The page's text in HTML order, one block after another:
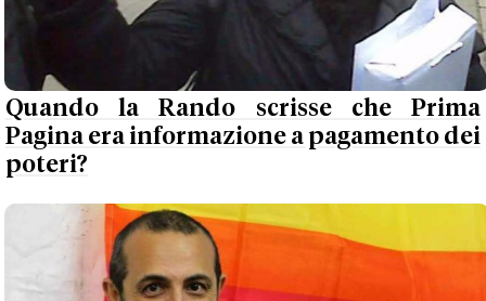
Quando la Rando scrisse che Prima
Pagina era informazione a pagamento dei
poteri?